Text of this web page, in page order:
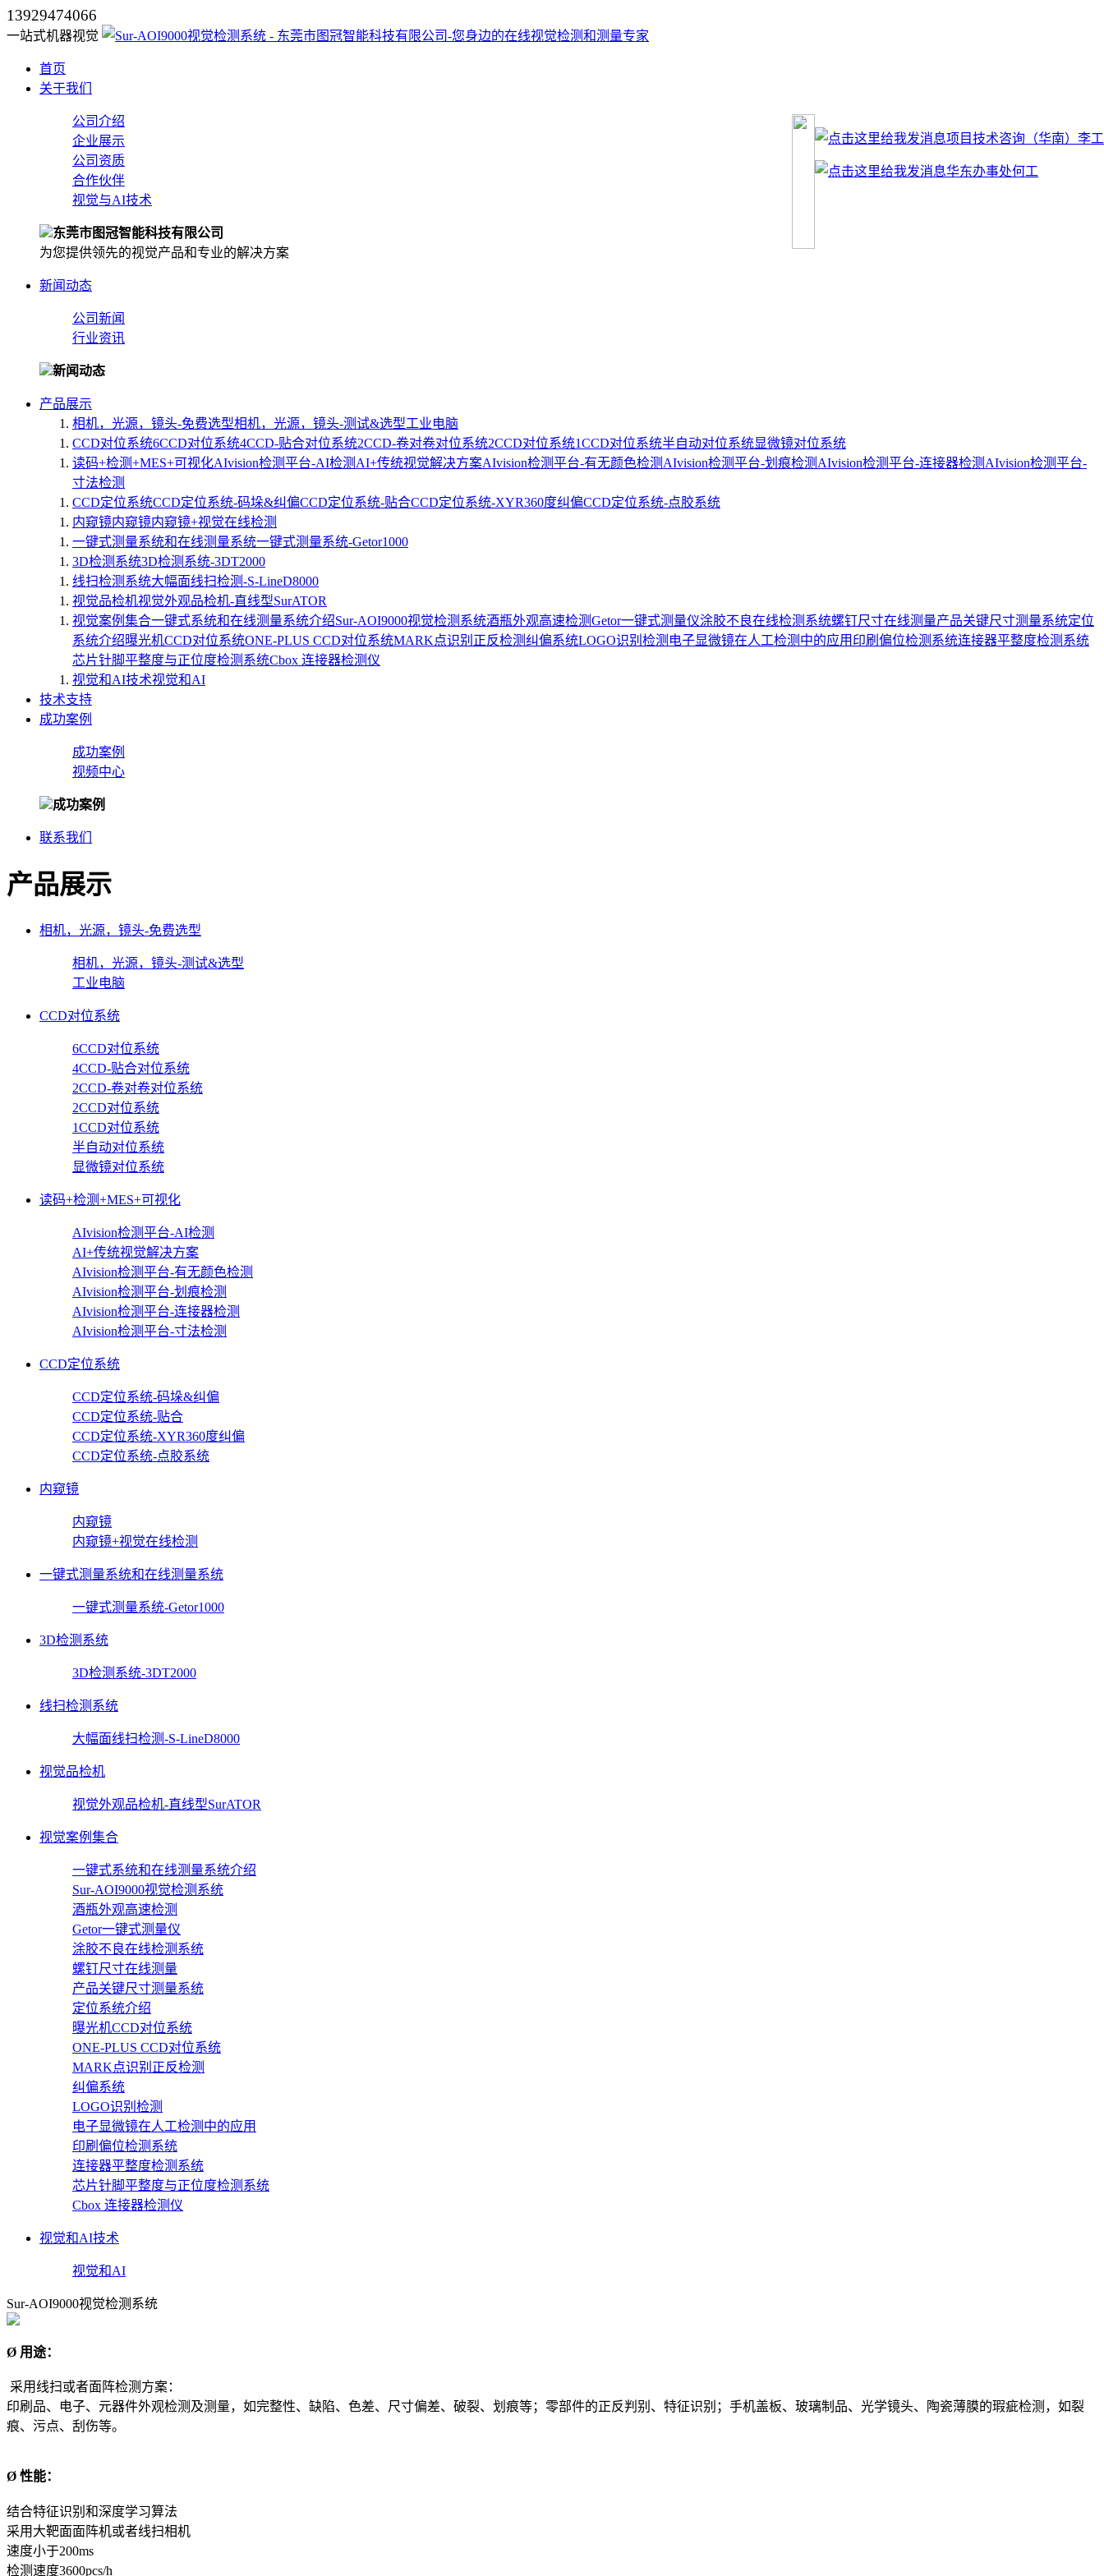
13929474066
一站式机器视觉
首页
关于我们
公司介绍
企业展示
公司资质
合作伙伴
视觉与AI技术
东莞市图冠智能科技有限公司
为您提供领先的视觉产品和专业的解决方案
新闻动态
公司新闻
行业资讯
新闻动态
产品展示
相机，光源，镜头-免费选型相机，光源，镜头-测试&选型工业电脑
CCD对位系统6CCD对位系统4CCD-贴合对位系统2CCD-卷对卷对位系统2CCD对位系统1CCD对位系统半自动对位系统显微镜对位系统
读码+检测+MES+可视化AIvision检测平台-AI检测 AI+传统视觉解决方案AIvision检测平台-有无颜色检测 AIvision检测平台-划痕检测 AIvision检测平台-连接器检测 AIvision检测平台-
寸法检测
CCD定位系统CCD定位系统-码垛&纠偏CCD定位系统-贴合CCD定位系统-XYR360度纠偏CCD定位系统-点胶系统
内窥镜内窥镜内窥镜+视觉在线检测
一键式测量系统和在线测量系统一键式测量系统-Getor1000
3D检测系统3D检测系统-3DT2000
线扫检测系统大幅面线扫检测-S-LineD8000
视觉品检机视觉外观品检机-直线型SurATOR
视觉案例集合一键式系统和在线测量系统介绍Sur-AOI9000视觉检测系统酒瓶外观高速检测Getor一键式测量仪涂胶不良在线检测系统螺钉尺寸在线测量产品关键尺寸测量系统定位
系统介绍曝光机CCD对位系统ONE-PLUS CCD对位系统MARK点识别正反检测纠偏系统LOGO识别检测 电子显微镜在人工检测中的应用 印刷偏位检测系统连接器平整度检测系统
芯片针脚平整度与正位度检测系统Cbox 连接器检测仪
视觉和AI技术视觉和AI
技术支持
成功案例
成功案例
视频中心
成功案例
联系我们
产品展示
相机，光源，镜头-免费选型
相机，光源，镜头-测试&选型
工业电脑
CCD对位系统
6CCD对位系统
4CCD-贴合对位系统
2CCD-卷对卷对位系统
2CCD对位系统
1CCD对位系统
半自动对位系统
显微镜对位系统
读码+检测+MES+可视化
AIvision检测平台-AI检测
AI+传统视觉解决方案
AIvision检测平台-有无颜色检测
AIvision检测平台-划痕检测
AIvision检测平台-连接器检测
AIvision检测平台-寸法检测
CCD定位系统
CCD定位系统-码垛&纠偏
CCD定位系统-贴合
CCD定位系统-XYR360度纠偏
CCD定位系统-点胶系统
内窥镜
内窥镜
内窥镜+视觉在线检测
一键式测量系统和在线测量系统
一键式测量系统-Getor1000
3D检测系统
3D检测系统-3DT2000
线扫检测系统
大幅面线扫检测-S-LineD8000
视觉品检机
视觉外观品检机-直线型SurATOR
视觉案例集合
一键式系统和在线测量系统介绍
Sur-AOI9000视觉检测系统
酒瓶外观高速检测
Getor一键式测量仪
涂胶不良在线检测系统
螺钉尺寸在线测量
产品关键尺寸测量系统
定位系统介绍
曝光机CCD对位系统
ONE-PLUS CCD对位系统
MARK点识别正反检测
纠偏系统
LOGO识别检测
电子显微镜在人工检测中的应用
印刷偏位检测系统
连接器平整度检测系统
芯片针脚平整度与正位度检测系统
Cbox 连接器检测仪
视觉和AI技术
视觉和AI
Sur-AOI9000视觉检测系统
Ø 用途：
采用线扫或者面阵检测方案：
印刷品、电子、元器件外观检测及测量，如完整性、缺陷、色差、尺寸偏差、破裂、划痕等；零部件的正反判别、特征识别；手机盖板、玻璃制品、光学镜头、陶瓷薄膜的瑕疵检测，如裂
痕、污点、刮伤等。
Ø 性能：
结合特征识别和深度学习算法
采用大靶面面阵机或者线扫相机
速度小于200ms
检测速度3600pcs/h
项目技术咨询（华南）李工
华东办事处何工